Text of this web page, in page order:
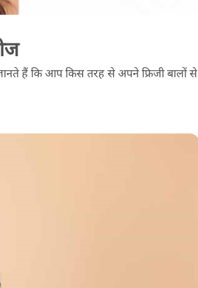
हैं कि आप किस तरह से अपने फ्रिजी बालों से